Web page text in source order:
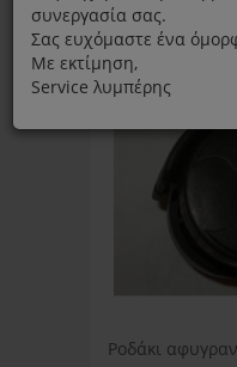
συνεργασία σας.
Σας ευχόμαστε ένα
Με εκτίμηση,
Service λυμπέρης